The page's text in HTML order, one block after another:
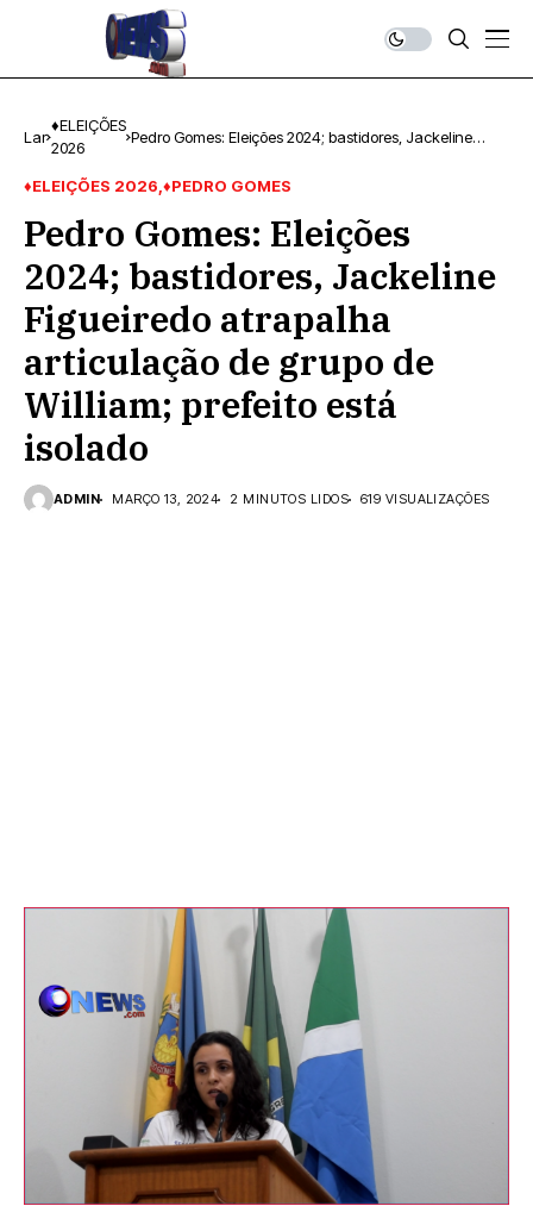
Lar
♦ELEIÇÕES
2026
Pedro Gomes: Eleições 2024; bastidores, Jackeline
prefeito está isolado
♦ELEIÇÕES 2026 ♦PEDRO GOMES
Pedro Gomes: Eleições
2024; bastidores, Jackeline
Figueiredo atrapalha
articulação de grupo de
William; prefeito está
isolado
ADMIN MARÇO 13, 2024 2 MINUTOS LIDOS 619 VISUALIZAÇÕES